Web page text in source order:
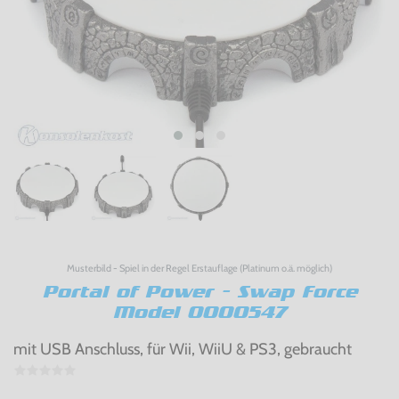
Musterbild - Spiel in der Regel Erstauflage (Platinum o.ä. möglich)
Portal of Power - Swap Force
Model 0000547
mit USB Anschluss, für Wii, WiiU & PS3, gebraucht